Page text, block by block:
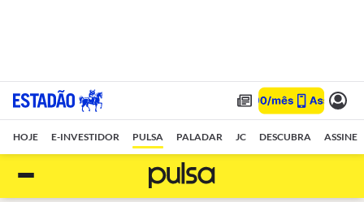
HOJE E-INVESTIDOR PULSA PALADAR JC DESCUBRA ASSINE